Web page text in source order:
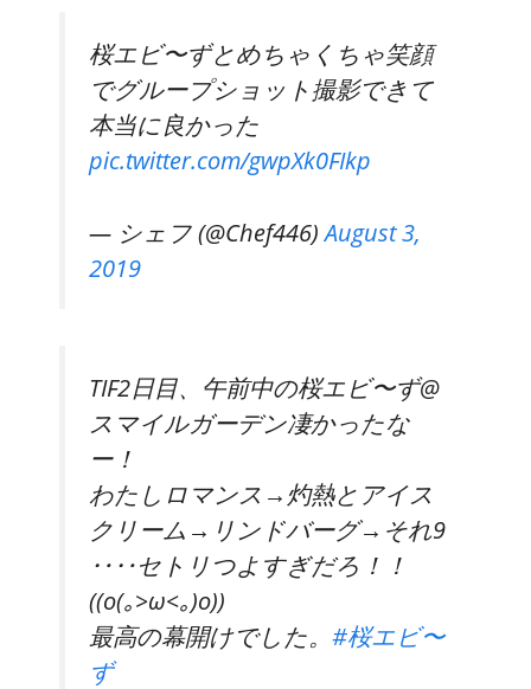
桜エビ〜ずとめちゃくちゃ笑顔
でグループショット撮影できて
本当に良かった
pic.twitter.com/gwpXk0FIkp
— シェフ (@Chef446)August 3,
2019
TIF2日目、午前中の桜エビ〜ず@
スマイルガーデン凄かったな
ー！
わたしロマンス→灼熱とアイス
クリーム→リンドバーグ→それ9
‥‥セトリつよすぎだろ！！
((o(｡>ω<｡)o))
最高の幕開けでした。 #桜エビ〜
ず